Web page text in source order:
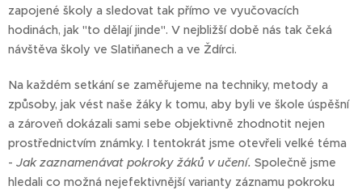
zapojené školy a sledovat tak přímo ve vyučovacích
hodinách, jak "to dělají jinde". V nejbližší době nás tak čeká
návštěva školy ve Slatiňanech a ve Ždírci.
Na každém setkání se zaměřujeme na techniky, metody a
způsoby, jak vést naše žáky k tomu, aby byli ve škole úspěšní
a zároveň dokázali sami sebe objektivně zhodnotit nejen
prostřednictvím známky. I tentokrát jsme otevřeli velké téma
- Jak zaznamenávat pokroky žáků v učení. Společně jsme
hledali co možná nejefektivnější varianty záznamu pokroku